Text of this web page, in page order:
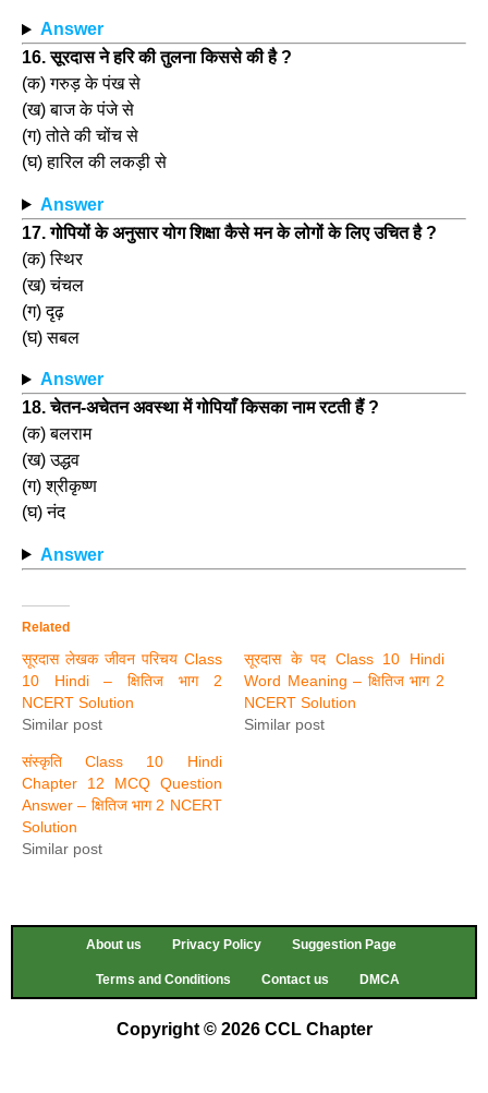
Answer
16. सूरदास ने हरि की तुलना किससे की है ?
(क) गरुड़ के पंख से
(ख) बाज के पंजे से
(ग) तोते की चोंच से
(घ) हारिल की लकड़ी से
Answer
17. गोपियों के अनुसार योग शिक्षा कैसे मन के लोगों के लिए उचित है ?
(क) स्थिर
(ख) चंचल
(ग) दृढ़
(घ) सबल
Answer
18. चेतन-अचेतन अवस्था में गोपियाँ किसका नाम रटती हैं ?
(क) बलराम
(ख) उद्धव
(ग) श्रीकृष्ण
(घ) नंद
Answer
Related
सूरदास लेखक जीवन परिचय Class
10 Hindi – क्षितिज भाग 2
NCERT Solution
Similar post
सूरदास के पद Class 10 Hindi
Word Meaning – क्षितिज भाग 2
NCERT Solution
Similar post
संस्कृति Class 10 Hindi
Chapter 12 MCQ Question
Answer – क्षितिज भाग 2 NCERT
Solution
Similar post
About us Privacy Policy Suggestion Page
Terms and Conditions Contact us DMCA
Copyright © 2026 CCL Chapter